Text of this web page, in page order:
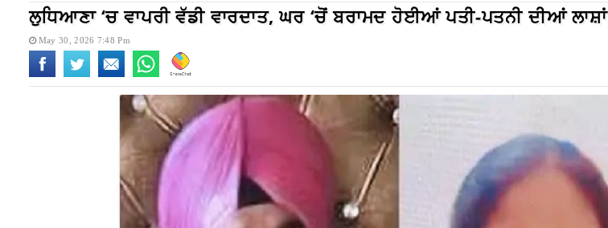
ਲੁਧਿਆਣਾ ‘ਚ ਵਾਪਰੀ ਵੱਡੀ ਵਾਰਦਾਤ, ਘਰ ‘ਚੋਂ ਬਰਾਮਦ ਹੋਈਆਂ ਪਤੀ-ਪਤਨੀ ਦੀਆਂ ਲਾਸ਼ਾਂ
May 30, 2026 7:48 Pm